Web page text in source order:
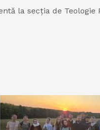
la secția de Teologie